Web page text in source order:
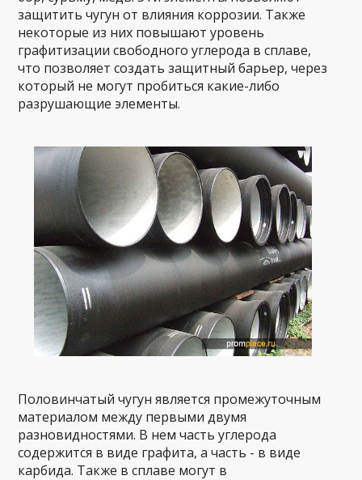
защитить чугун от влияния коррозии. Также
некоторые из них повышают уровень
графитизации свободного углерода в сплаве,
что позволяет создать защитный барьер, через
который не могут пробиться какие-либо
разрушающие элементы.
Половинчатый чугун является промежуточным
материалом между первыми двумя
разновидностями. В нем часть углерода
содержится в виде графита, а часть - в виде
карбида. Также в сплаве могут в